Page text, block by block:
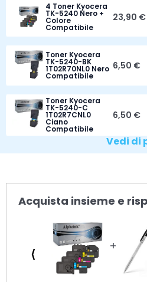
4 Toner Kyocera
TK-5240 Nero +
Colore
Compatibile
23,90 €
Toner Kyocera
TK-5240-BK
1T02R70NL0 Nero
Compatibile
6,50 €
Toner Kyocera
TK-5240-C
1T02R7CNL0
Ciano
Compatibile
6,50 €
Vedi di
Acquista insieme e
⟨